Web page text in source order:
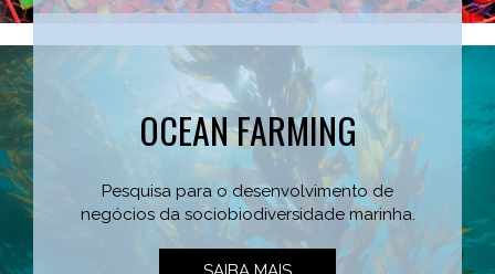
OCEAN FARMING
Pesquisa para o desenvolvimento de
negócios da sociobiodiversidade marinha.